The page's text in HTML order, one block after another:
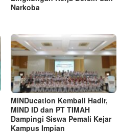
Narkoba
MINDucation Kembali Hadir,
MIND ID dan PT TIMAH
Dampingi Siswa Pemali Kejar
Kampus Impian